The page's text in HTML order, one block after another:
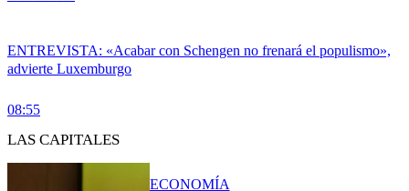
ENTREVISTA: «Acabar con Schengen no frenará el populismo»,
advierte Luxemburgo
08:55
LAS CAPITALES
ECONOMÍA